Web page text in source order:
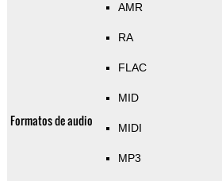
Formatos de audio
AMR
RA
FLAC
MID
MIDI
MP3